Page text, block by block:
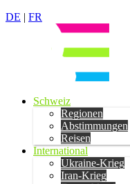
DE | FR
Schweiz
Regionen
Abstimmungen
Reisen
International
Ukraine-Krieg
Iran-Krieg